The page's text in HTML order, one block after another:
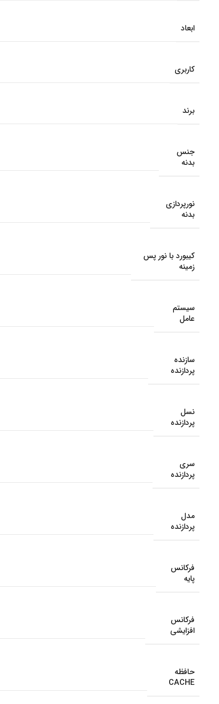
ابعاد
کاربری
برند
جنس
بدنه
نورپردازی
بدنه
کیبورد با نور پس
زمینه
سیستم
عامل
سازنده
پردازنده
نسل
پردازنده
سری
پردازنده
مدل
پردازنده
فرکانس
پایه
فرکانس
افزایشی
حافظه
CACHE